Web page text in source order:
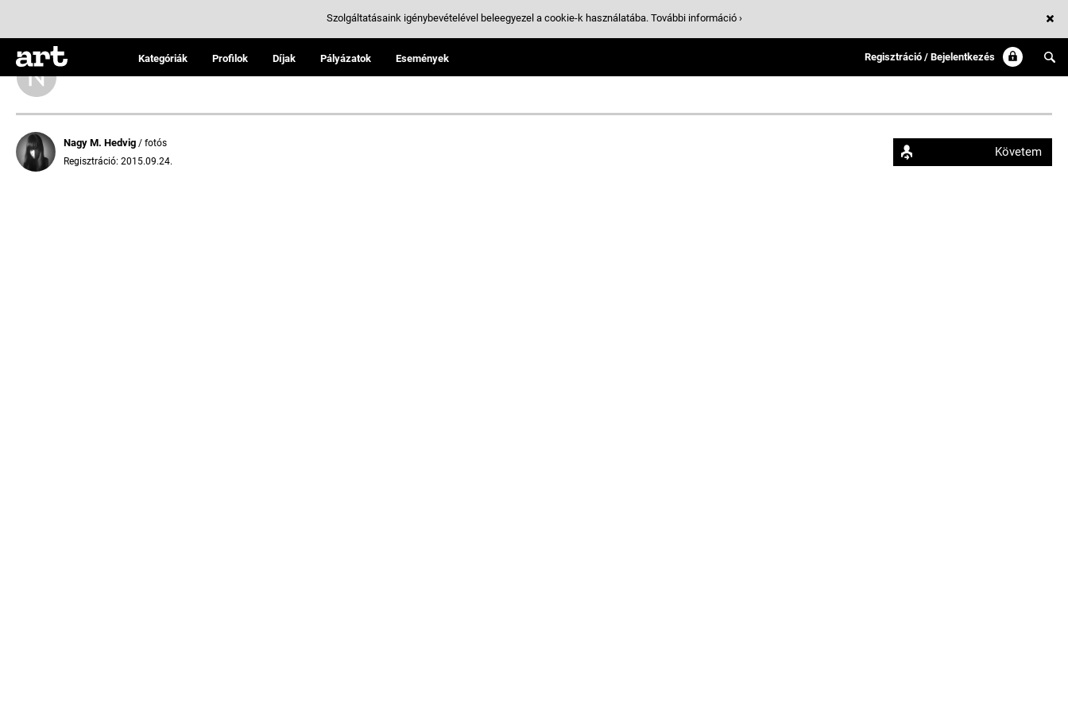
Kategóriák Profilok Díjak Pályázatok Események Regisztráció / Bejelentkezés
Nagy M. Hedvig / fotós
Regisztráció: 2015.09.24.
Követem
Szolgáltatásaink igénybevételével beleegyezel a cookie-k használatába. További információ ›